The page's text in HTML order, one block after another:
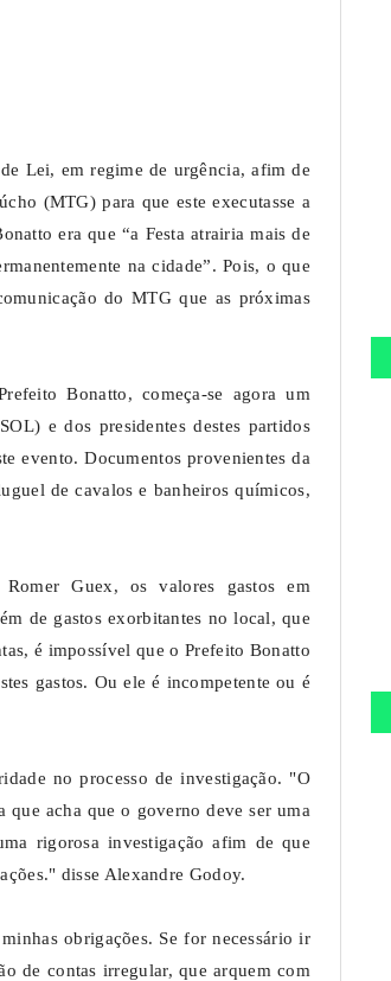
Lei, em regime de urgência, afim de
(MTG) para que este executasse a
era que “a Festa atrairia mais de
na cidade”. Pois, o que
do MTG que as próximas
Bonatto, começa-se agora um
e dos presidentes destes partidos
evento. Documentos provenientes da
de cavalos e banheiros químicos,
Romer Guex, os valores gastos em
de gastos exorbitantes no local, que
é impossível que o Prefeito Bonatto
gastos. Ou ele é incompetente ou é
no processo de investigação. "O
acha que o governo deve ser uma
rigorosa investigação afim de que
disse Alexandre Godoy.
obrigações. Se for necessário ir
de contas irregular, que arquem com